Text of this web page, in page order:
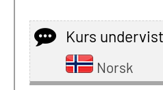
Kurs
Norsk